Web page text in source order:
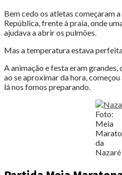
Bem cedo os atletas começaram
República, frente à praia, onde
ajudava a abrir os pulmões.
Mas a temperatura estava
A animação e festa eram grandes,
ao se aproximar da hora,
lá nos fomos preparando.
Foto:
Meia
da
Nazaré